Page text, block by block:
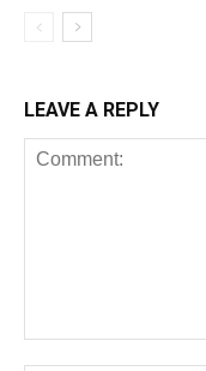
LEAVE A REPLY